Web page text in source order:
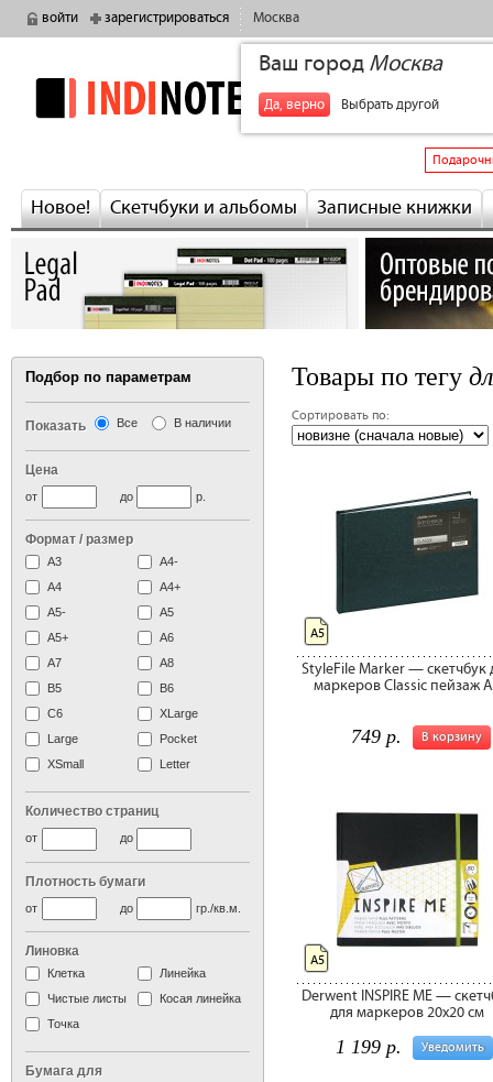
войти зарегистрироваться Москва
Ваш город Москва
Да, верно Выбрать другой
indinotes
Новое! Скетчбуки и альбомы Записные книжки
Товары по тегу
Сортировать по:
StyleFile Marker — скетчбук
маркеров Classic пейзаж
В корзину
749 р.
А5
Derwent INSPIRE ME —
для маркеров 20х20 см
Уведомить
1 199 р.
А5
Подбор по параметрам
Показать Все В наличии
Цена
до
от р.
Формат / размер
А3
А4-
А4
A4+
А5-
А5
A5+
А6
А7
A8
B5
B6
C6
XLarge
Large
Pocket
XSmall
Letter
Количество страниц
до
от
Плотность бумаги
до
от гр./кв.м.
Линовка
Клетка
Линейка
Чистые листы
Косая линейка
Точка
Бумага для